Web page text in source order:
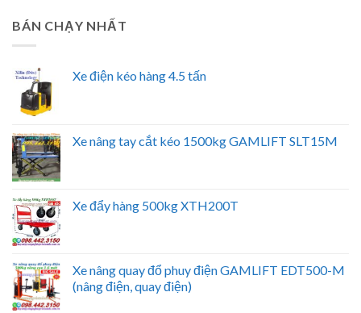
BÁN CHẠY NHẤT
Xe điện kéo hàng 4.5 tấn
Xe nâng tay cắt kéo 1500kg GAMLIFT SLT15M
Xe đẩy hàng 500kg XTH200T
Xe nâng quay đổ phuy điện GAMLIFT EDT500-M
(nâng điện, quay điện)